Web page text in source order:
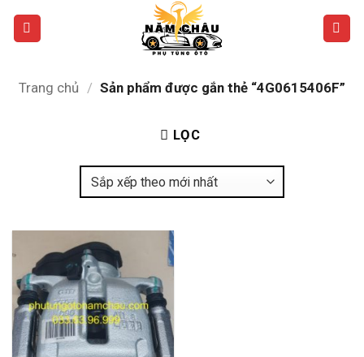
Trang chủ / Sản phẩm được gắn thẻ “4G0615406F”
LỌC